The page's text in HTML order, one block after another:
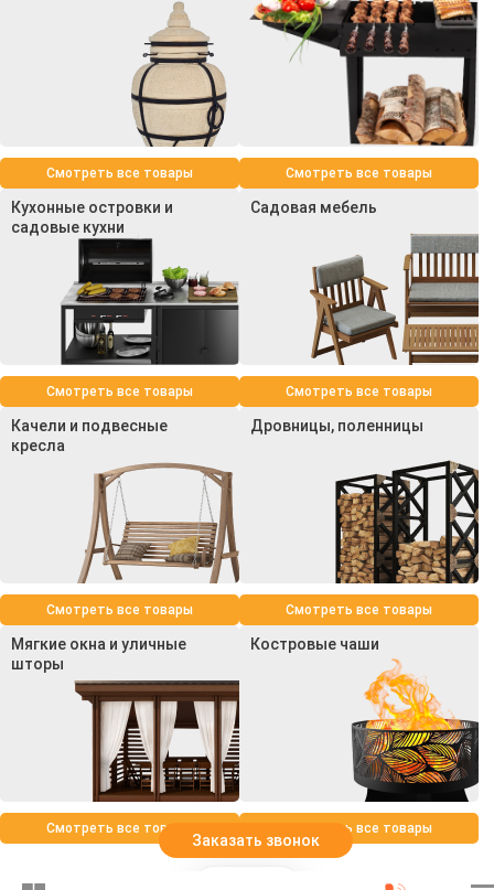
Смотреть все товары Смотреть все товары
Кухонные островки и
садовые кухни
Смотреть все товары
Садовая мебель
Смотреть все товары
Качели и подвесные
кресла
Смотреть все товары
Дровницы, поленницы
Смотреть все товары
Мягкие окна и уличные
шторы
Смотреть все товары
Костровые чаши
Смотреть все товары
Заказать звонок